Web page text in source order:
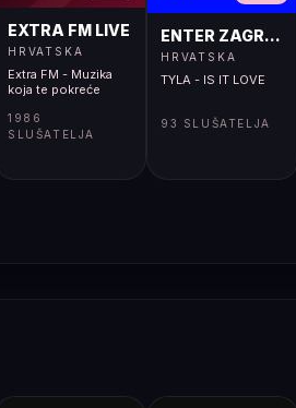
EXTRA FM LIVE
HRVATSKA
Extra FM - Muzika
koja te pokreće
1986
SLUŠATELJA
ENTER ZAGREB
HRVATSKA
TYLA - IS IT LOVE
93 SLUŠATELJA